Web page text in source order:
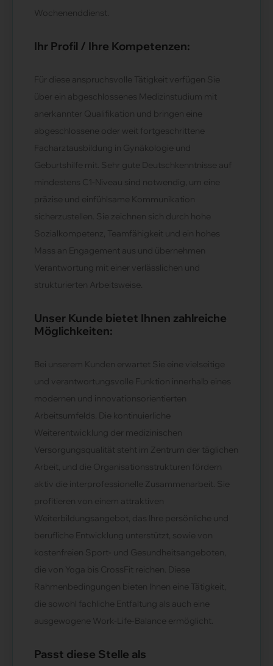
Wochenenddienst.
Ihr Profil / Ihre Kompetenzen:
Für diese anspruchsvolle Tätigkeit verfügen Sie
über ein abgeschlossenes Medizinstudium mit
anerkannter Qualifikation und bringen eine
abgeschlossene oder weit fortgeschrittene
Facharztausbildung in Gynäkologie und
Geburtshilfe mit. Sehr gute Deutschkenntnisse auf
mindestens C1-Niveau sind notwendig, um eine
präzise und einfühlsame Kommunikation
sicherzustellen. Sie zeichnen sich durch hohe
Sozialkompetenz, Teamfähigkeit und ein hohes
Mass an Engagement aus und übernehmen
Verantwortung mit einer verlässlichen und
strukturierten Arbeitsweise.
Unser Kunde bietet Ihnen zahlreiche
Möglichkeiten:
Bei unserem Kunden erwartet Sie eine vielseitige
und verantwortungsvolle Funktion innerhalb eines
modernen und innovationsorientierten
Arbeitsumfelds. Die kontinuierliche
Weiterentwicklung der medizinischen
Versorgungsqualität steht im Zentrum der täglichen
Arbeit, und die Organisationsstrukturen fördern
aktiv die interprofessionelle Zusammenarbeit. Sie
profitieren von einem attraktiven
Weiterbildungsangebot, das Ihre persönliche und
berufliche Entwicklung unterstützt, sowie von
kostenfreien Sport- und Gesundheitsangeboten,
die von Yoga bis CrossFit reichen. Diese
Rahmenbedingungen bieten Ihnen eine Tätigkeit,
die sowohl fachliche Entfaltung als auch eine
ausgewogene Work-Life-Balance ermöglicht.
Passt diese Stelle als